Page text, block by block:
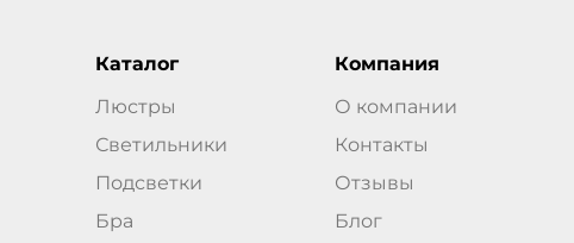
Каталог
Люстры
Светильники
Подсветки
Бра
Компания
О компании
Контакты
Отзывы
Блог